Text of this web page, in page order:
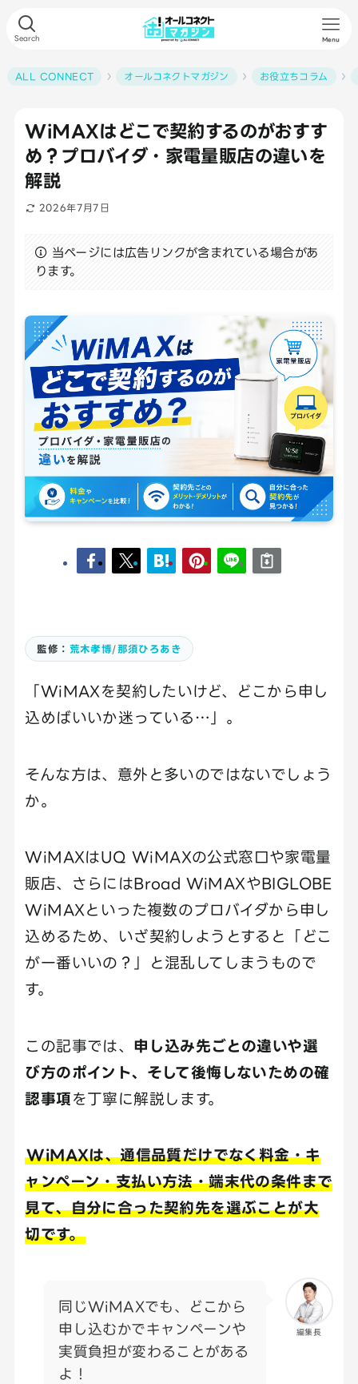
Search Menu
ALL CONNECT オールコネクトマガジン お役立ちコラム
WiMAXはどこで契約するのがおすす
め？プロバイダ・家電量販店の違いを
解説
2026年7月7日
当ページには広告リンクが含まれている場合があ
ります。
監修： 荒木孝博/那須ひろあき
「WiMAXを契約したいけど、どこから申し
込めばいいか迷っている…」。
そんな方は、意外と多いのではないでしょう
か。
WiMAXはUQ WiMAXの公式窓口や家電量
販店、さらにはBroad WiMAXやBIGLOBE
WiMAXといった複数のプロバイダから申し
込めるため、いざ契約しようとすると「どこ
が一番いいの？」と混乱してしまうもので
す。
この記事では、 申し込み先ごとの違いや選
び方のポイント、そして後悔しないための確
認事項を丁寧に解説します。
WiMAXは、通信品質だけでなく料金・キ
ャンペーン・支払い方法・端末代の条件まで
見て、自分に合った契約先を選ぶことが大
切です。
編集長
同じWiMAXでも、どこから
申し込むかでキャンペーンや
実質負担が変わることがある
よ！